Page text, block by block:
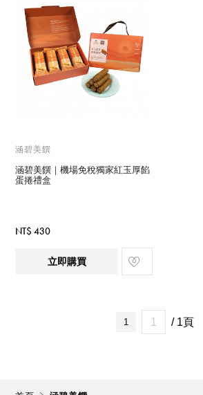
涵碧美饌
涵碧美饌｜機場免稅獨家紅玉厚餡
蛋捲禮盒
NT$ 430
立即購買
1 / 1頁